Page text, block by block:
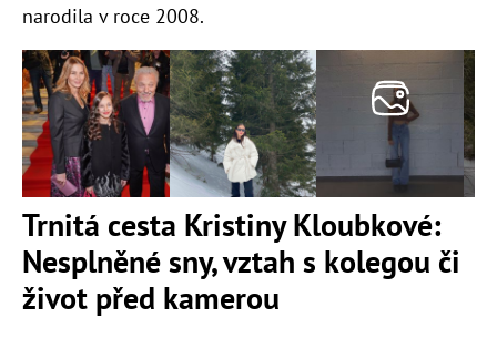
narodila v roce 2008.
Trnitá cesta Kristiny Kloubkové:
Nesplněné sny, vztah s kolegou či
život před kamerou